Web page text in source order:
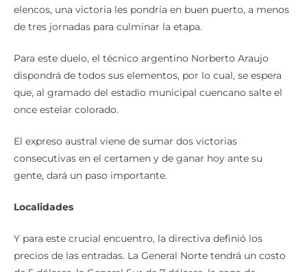
elencos, una victoria les pondría en buen puerto, a menos
de tres jornadas para culminar la etapa.
Para este duelo, el técnico argentino Norberto Araujo
dispondrá de todos sus elementos, por lo cual, se espera
que, al gramado del estadio municipal cuencano salte el
once estelar colorado.
El expreso austral viene de sumar dos victorias
consecutivas en el certamen y de ganar hoy ante su
gente, dará un paso importante.
Localidades
Y para este crucial encuentro, la directiva definió los
precios de las entradas. La General Norte tendrá un costo